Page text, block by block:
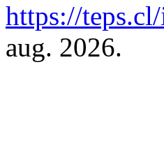
https://
aug. 2026.